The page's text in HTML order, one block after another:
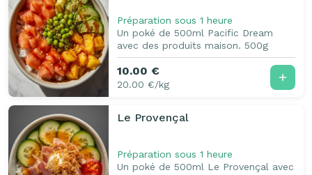
Préparation sous 1 heure
Un poké de 500ml Pacific Dream
avec des produits maison. 500g
10.00 €
20.00 €/kg
Le Provençal
Préparation sous 1 heure
Un poké de 500ml Le Provençal avec